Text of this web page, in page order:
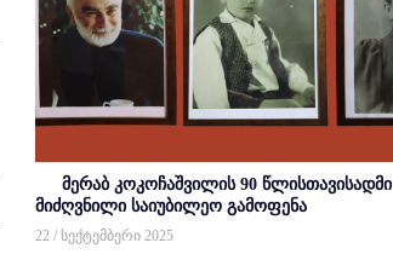
მერაბ კოკოჩაშვილის 90 წლისთავისადმი
მიძღვნილი საიუბილეო გამოფენა
22 / სექტემბერი 2025